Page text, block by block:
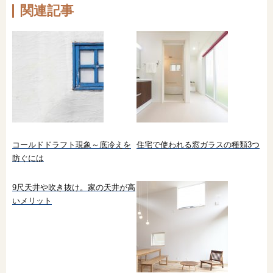
関連記事
コールドドラフト現象～底冷えを
防ぐには
住宅で使われる窓ガラスの種類3つ
9尺天井や吹き抜け。家の天井が高
いメリット